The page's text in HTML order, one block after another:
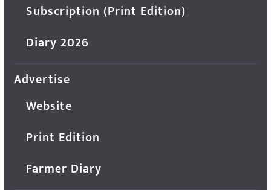
Subscription (Print Edition)
Diary 2026
Advertise
Website
Print Edition
Farmer Diary